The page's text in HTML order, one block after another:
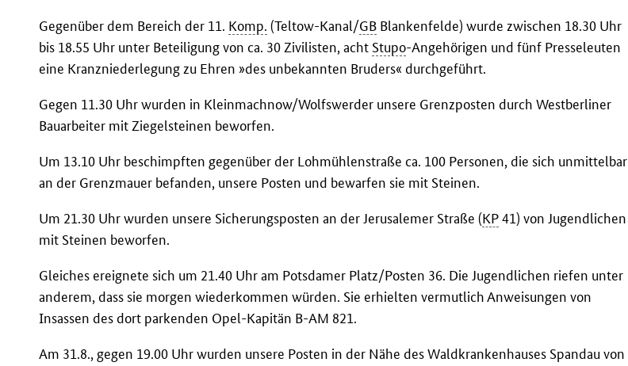
Gegenüber dem Bereich der 11. Komp. (Teltow-Kanal/GB Blankenfelde) wurde zwischen 18.30 Uhr
bis 18.55 Uhr unter Beteiligung von ca. 30 Zivilisten, acht Stupo-Angehörigen und fünf Presseleuten
eine Kranzniederlegung zu Ehren »des unbekannten Bruders« durchgeführt.
Gegen 11.30 Uhr wurden in Kleinmachnow/Wolfswerder unsere Grenzposten durch Westberliner
Bauarbeiter mit Ziegelsteinen beworfen.
Um 13.10 Uhr beschimpften gegenüber der Lohmühlenstraße ca. 100 Personen, die sich unmittelbar
an der Grenzmauer befanden, unsere Posten und bewarfen sie mit Steinen.
Um 21.30 Uhr wurden unsere Sicherungsposten an der Jerusalemer Straße (KP41) von Jugendlichen
mit Steinen beworfen.
Gleiches ereignete sich um 21.40 Uhr am Potsdamer Platz/Posten 36. Die Jugendlichen riefen unter
anderem, dass sie morgen wiederkommen würden. Sie erhielten vermutlich Anweisungen von
Insassen des dort parkenden Opel-Kapitän B-AM 821.
Am 31.8., gegen 19.00 Uhr wurden unsere Posten in der Nähe des Waldkrankenhauses Spandau von